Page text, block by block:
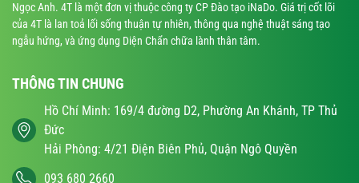
Ngọc Anh. 4T là một đơn vị thuộc công ty CP Đào tạo iNaDo. Giá trị cốt lõi
của 4T là lan toả lối sống thuận tự nhiên, thông qua nghệ thuật sáng tạo
ngẫu hứng, và ứng dụng Diện Chẩn chữa lành thân tâm.
THÔNG TIN CHUNG
Hồ Chí Minh: 169/4 đường D2, Phường An Khánh, TP Thủ
Đức
Hải Phòng: 4/21 Điện Biên Phủ, Quận Ngô Quyền
093 680 2660